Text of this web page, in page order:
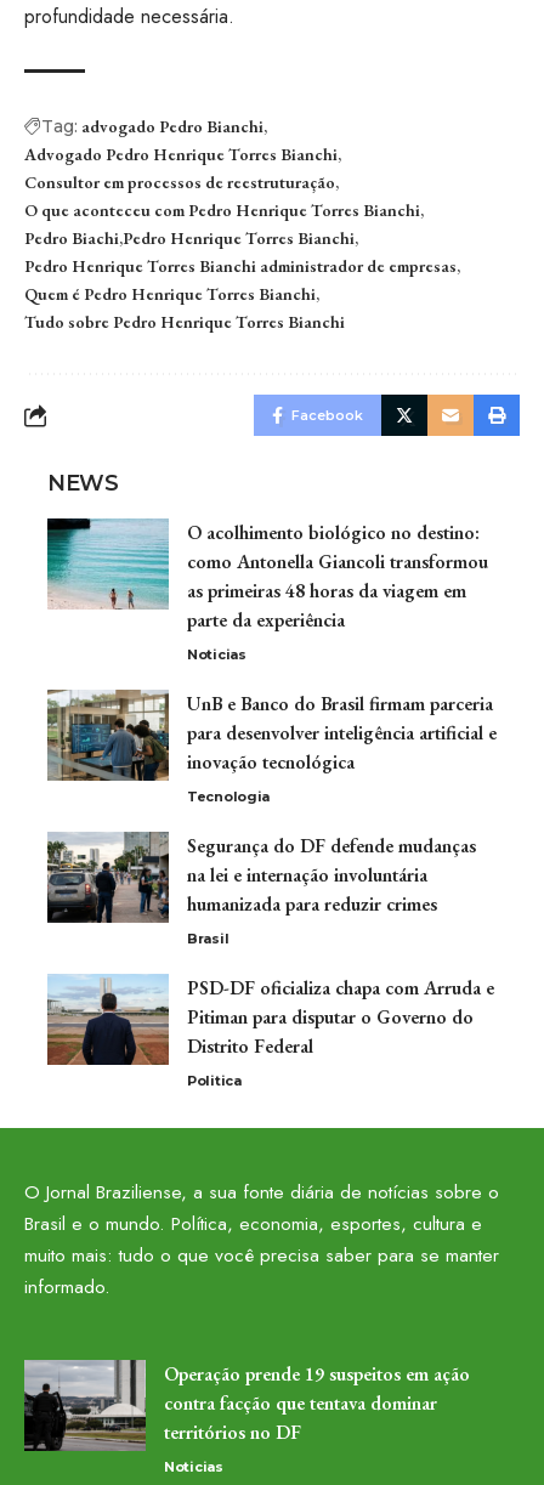
profundidade necessária.
Tag: advogado Pedro Bianchi
Advogado Pedro Henrique Torres Bianchi
Consultor em processos de reestruturação
O que aconteceu com Pedro Henrique Torres Bianchi
Pedro Biachi Pedro Henrique Torres Bianchi
Pedro Henrique Torres Bianchi administrador de empresas
Quem é Pedro Henrique Torres Bianchi
Tudo sobre Pedro Henrique Torres Bianchi
Facebook
NEWS
O acolhimento biológico no destino:
como Antonella Giancoli transformou
as primeiras 48 horas da viagem em
parte da experiência
Noticias
UnB e Banco do Brasil firmam parceria
para desenvolver inteligência artificial e
inovação tecnológica
Tecnologia
Segurança do DF defende mudanças
na lei e internação involuntária
humanizada para reduzir crimes
Brasil
PSD-DF oficializa chapa com Arruda e
Pitiman para disputar o Governo do
Distrito Federal
Politica
O Jornal Braziliense, a sua fonte diária de notícias sobre o
Brasil e o mundo. Política, economia, esportes, cultura e
muito mais: tudo o que você precisa saber para se manter
informado.
Operação prende 19 suspeitos em ação
contra facção que tentava dominar
territórios no DF
Noticias